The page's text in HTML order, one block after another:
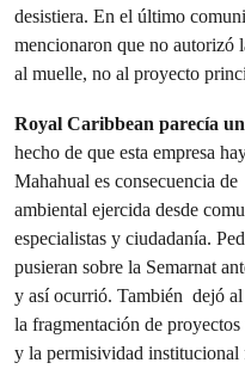
desistiera. En el último
mencionaron que no
al muelle, no al proyecto
Royal Caribbean parecía
hecho de que esta empresa
Mahahual es consecuencia
ambiental ejercida desde
especialistas y ciudadanía.
pusieran sobre la Semarnat
y así ocurrió. También dejó
la fragmentación de
y la permisividad institucional